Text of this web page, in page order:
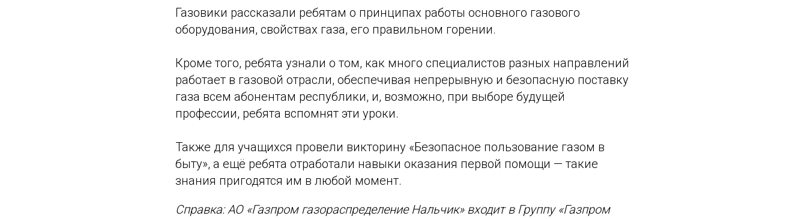
Газовики рассказали ребятам о принципах работы основного газового
оборудования, свойствах газа, его правильном горении.
Кроме того, ребята узнали о том, как много специалистов разных направлений
работает в газовой отрасли, обеспечивая непрерывную и безопасную поставку
газа всем абонентам республики, и, возможно, при выборе будущей
профессии, ребята вспомнят эти уроки.
Также для учащихся провели викторину «Безопасное пользование газом в
быту», а ещё ребята отработали навыки оказания первой помощи — такие
знания пригодятся им в любой момент.
Справка: АО «Газпром газораспределение Нальчик» входит в Группу «Газпром